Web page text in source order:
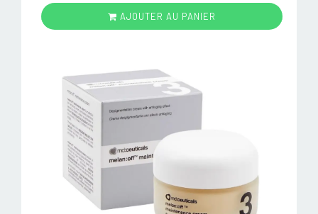
AJOUTER AU PANIER